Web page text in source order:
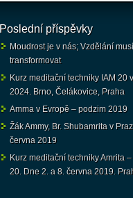
Poslední příspěvky
Moudrost je v nás; Vzdělání musí
transformovat
Kurz meditační techniky IAM 20
2024. Brno, Čelákovice, Praha
Amma v Evropě – podzim 2019
Žák Ammy, Br. Shubamrita v
června 2019
Kurz meditační techniky Amrita –
20. Dne 2. a 8. června 2019.